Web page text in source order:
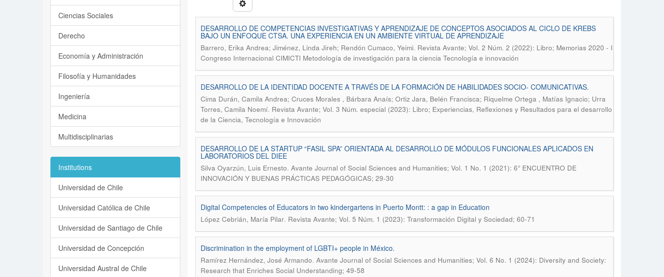
DESARROLLO DE COMPETENCIAS INVESTIGATIVAS Y APRENDIZAJE DE CONCEPTOS ASOCIADOS AL CICLO DE KREBS
BAJO UN ENFOQUE CTSA. UNA EXPERIENCIA EN UN AMBIENTE VIRTUAL DE APRENDIZAJE
Barrero, Erika Andrea; Jiménez, Linda Jireh; Rendón Cumaco, Yeimi. Revista Avante; Vol. 2 Núm. 2 (2022): Libro; Memorias 2020 - I
Congreso Internacional CIMICTI Metodología de investigación para la ciencia Tecnología e innovación
DESARROLLO DE LA IDENTIDAD DOCENTE A TRAVÉS DE LA FORMACIÓN DE HABILIDADES SOCIO- COMUNICATIVAS.
Cima Durán, Camila Andrea; Cruces Morales , Bárbara Anaís; Ortiz Jara, Belén Francisca; Riquelme Ortega , Matías Ignacio; Urra
Torres, Camila Noemí. Revista Avante; Vol. 3 Núm. especial (2023): Libro; Experiencias, Reflexiones y Resultados para el desarrollo
de la Ciencia, Tecnología e Innovación
DESARROLLO DE LA STARTUP “FASIL SPA” ORIENTADA AL DESARROLLO DE MÓDULOS FUNCIONALES APLICADOS EN
LABORATORIOS DEL DIEE
Silva Oyarzún, Luis Ernesto. Avante Journal of Social Sciences and Humanities; Vol. 1 No. 1 (2021): 6° ENCUENTRO DE
INNOVACIÓN Y BUENAS PRÁCTICAS PEDAGÓGICAS; 29-30
Digital Competencies of Educators in two kindergartens in Puerto Montt: : a gap in Education
López Cebrián, María Pilar. Revista Avante; Vol. 5 Núm. 1 (2023): Transformación Digital y Sociedad; 60-71
Discrimination in the employment of LGBTI+ people in México.
Ramírez Hernández, José Armando. Avante Journal of Social Sciences and Humanities; Vol. 6 No. 1 (2024): Diversity and Society:
Research that Enriches Social Understanding; 49-58
Ciencias Sociales
Derecho
Economía y Administración
Filosofía y Humanidades
Ingeniería
Medicina
Multidisciplinarias
Institutions
Universidad de Chile
Universidad Católica de Chile
Universidad de Santiago de Chile
Universidad de Concepción
Universidad Austral de Chile